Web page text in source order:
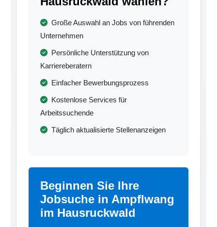
Große Auswahl an Jobs von führenden
Unternehmen
Persönliche Unterstützung von
Karriereberatern
Einfacher Bewerbungsprozess
Kostenlose Services für
Arbeitssuchende
Täglich aktualisierte Stellenanzeigen
Beginnen Sie Ihre
Jobsuche in Ampflwang
im Hausruckwald